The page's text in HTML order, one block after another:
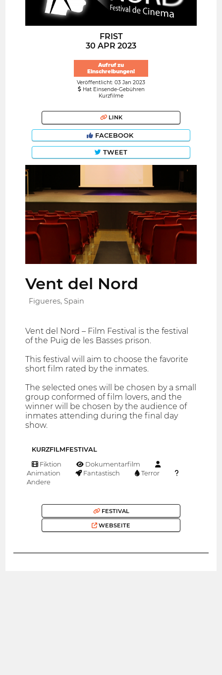
FRIST
30 APR 2023
Aufruf zu
Einschreibungen!
Veröffentlicht: 03 Jan 2023
Hat Einsende-Gebühren
Kurzfilme
LINK
FACEBOOK
TWEET
Vent del Nord
Figueres, Spain
Vent del Nord – Film Festival is the festival
of the Puig de les Basses prison.
This festival will aim to choose the favorite
short film rated by the inmates.
The selected ones will be chosen by a small
group conformed of film lovers, and the
winner will be chosen by the audience of
inmates attending during the final day
show.
KURZFILMFESTIVAL
Fiktion
Dokumentarfilm
Animation
Fantastisch
Terror
Andere
FESTIVAL
WEBSEITE